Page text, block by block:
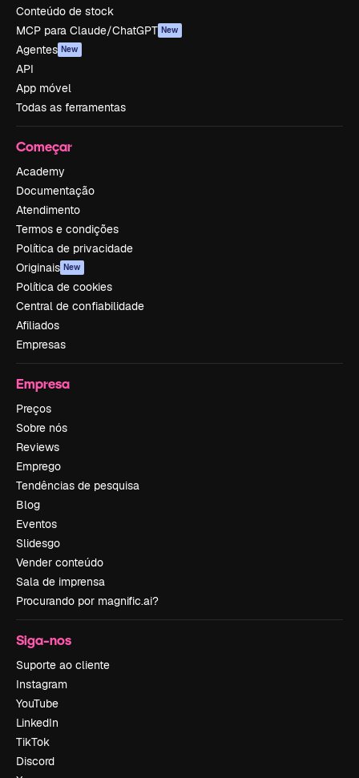
Conteúdo de stock
MCP para Claude/ChatGPT New
Agentes New
API
App móvel
Todas as ferramentas
Começar
Academy
Documentação
Atendimento
Termos e condições
Política de privacidade
Originais New
Política de cookies
Central de confiabilidade
Afiliados
Empresas
Empresa
Preços
Sobre nós
Reviews
Emprego
Tendências de pesquisa
Blog
Eventos
Slidesgo
Vender conteúdo
Sala de imprensa
Procurando por magnific.ai?
Siga-nos
Suporte ao cliente
Instagram
YouTube
LinkedIn
TikTok
Discord